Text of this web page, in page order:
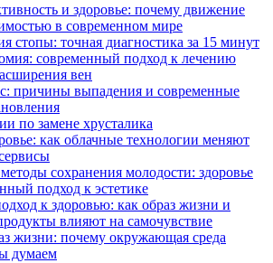
и здоровье: почему движение
в современном мире
стопы: точная диагностика за 15 минут
современный подход к лечению
вен
причины выпадения и современные
по замене хрусталика
как облачные технологии меняют
сохранения молодости: здоровье
подход к эстетике
к здоровью: как образ жизни и
влияют на самочувствие
жизни: почему окружающая среда
думаем